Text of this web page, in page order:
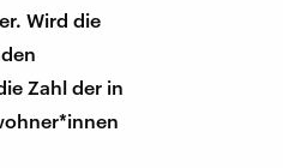
Wird die
Zahl der in